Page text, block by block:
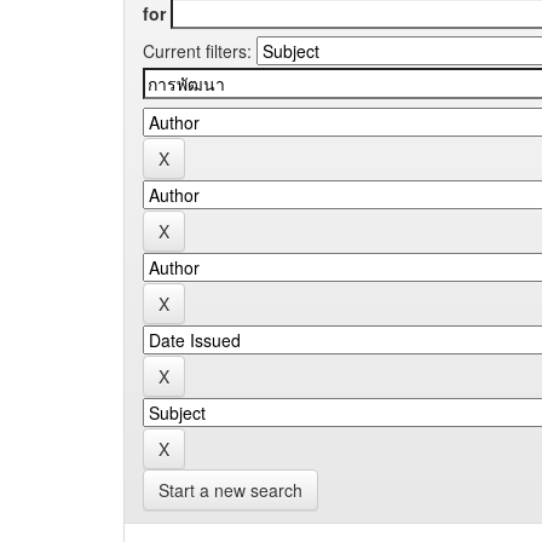
for
Current filters:
Start a new search